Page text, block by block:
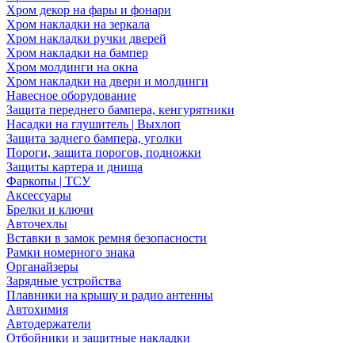
Хром декор на фары и фонари
Хром накладки на зеркала
Хром накладки ручки дверей
Хром накладки на бампер
Хром молдинги на окна
Хром накладки на двери и молдинги
Навесное оборудование
Защита переднего бампера, кенгурятники
Насадки на глушитель | Выхлоп
Защита заднего бампера, уголки
Пороги, защита порогов, подножки
Защиты картера и днища
Фаркопы | ТСУ
Аксессуары
Брелки и ключи
Авточехлы
Вставки в замок ремня безопасности
Рамки номерного знака
Органайзеры
Зарядные устройства
Плавники на крышу и радио антенны
Автохимия
Автодержатели
Отбойники и защитные накладки